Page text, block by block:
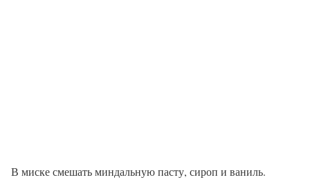
В миске смешать миндальную пасту, сироп и ваниль.